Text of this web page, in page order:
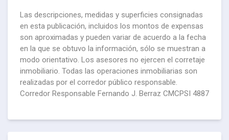
Las descripciones, medidas y superficies consignadas
en esta publicación, incluidos los montos de expensas
son aproximadas y pueden variar de acuerdo a la fecha
en la que se obtuvo la información, sólo se muestran a
modo orientativo. Los asesores no ejercen el corretaje
inmobiliario. Todas las operaciones inmobiliarias son
realizadas por el corredor público responsable.
Corredor Responsable Fernando J. Berraz CMCPSI 4887